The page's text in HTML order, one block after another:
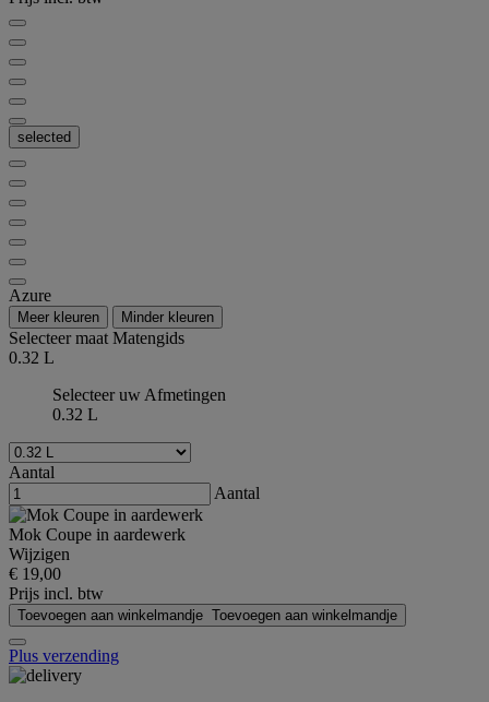
selected
Azure
Meer kleuren Minder kleuren
Selecteer maatMatengids
0.32 L
Selecteer uw Afmetingen
0.32 L
Aantal
Aantal
Mok Coupe in aardewerk
Wijzigen
€ 19,00
Prijs incl. btw
Toevoegen aan winkelmandje Toevoegen aan winkelmandje
Plus verzending